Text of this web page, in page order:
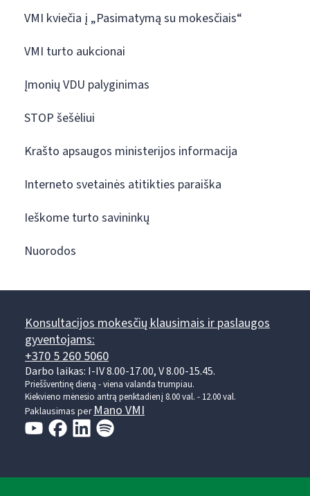
VMI kviečia į „Pasimatymą su mokesčiais“
VMI turto aukcionai
Įmonių VDU palyginimas
STOP šešėliui
Krašto apsaugos ministerijos informacija
Interneto svetainės atitikties paraiška
Ieškome turto savininkų
Nuorodos
Konsultacijos mokesčių klausimais ir paslaugos
gyventojams:
+370 5 260 5060
Darbo laikas: I-IV 8.00-17.00, V 8.00-15.45.
Prieššventinę dieną - viena valanda trumpiau.
Kiekvieno mėnesio antrą penktadienį 8.00 val. - 12.00 val.
Paklausimas perMano VMI